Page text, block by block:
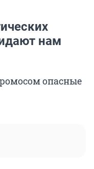
нам
опасные